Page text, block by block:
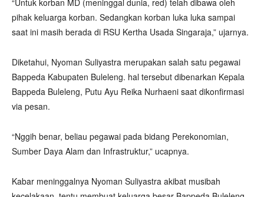
“Untuk korban MD (meninggal dunia, red) telah dibawa oleh
pihak keluarga korban. Sedangkan korban luka luka sampai
saat ini masih berada di RSU Kertha Usada Singaraja,” ujarnya.
Diketahui, Nyoman Suliyastra merupakan salah satu pegawai
Bappeda Kabupaten Buleleng. hal tersebut dibenarkan Kepala
Bappeda Buleleng, Putu Ayu Reika Nurhaeni saat dikonfirmasi
via pesan.
“Nggih benar, beliau pegawai pada bidang Perekonomian,
Sumber Daya Alam dan Infrastruktur,” ucapnya.
Kabar meninggalnya Nyoman Suliyastra akibat musibah